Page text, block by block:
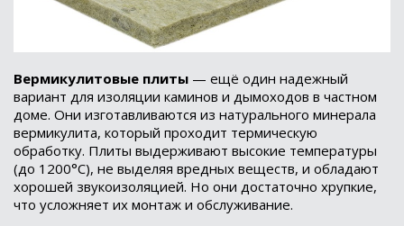
Вермикулитовые плиты — ещё один надежный
вариант для изоляции каминов и дымоходов в частном
доме. Они изготавливаются из натурального минерала
вермикулита, который проходит термическую
обработку. Плиты выдерживают высокие температуры
(до 1200°C), не выделяя вредных веществ, и обладают
хорошей звукоизоляцией. Но они достаточно хрупкие,
что усложняет их монтаж и обслуживание.